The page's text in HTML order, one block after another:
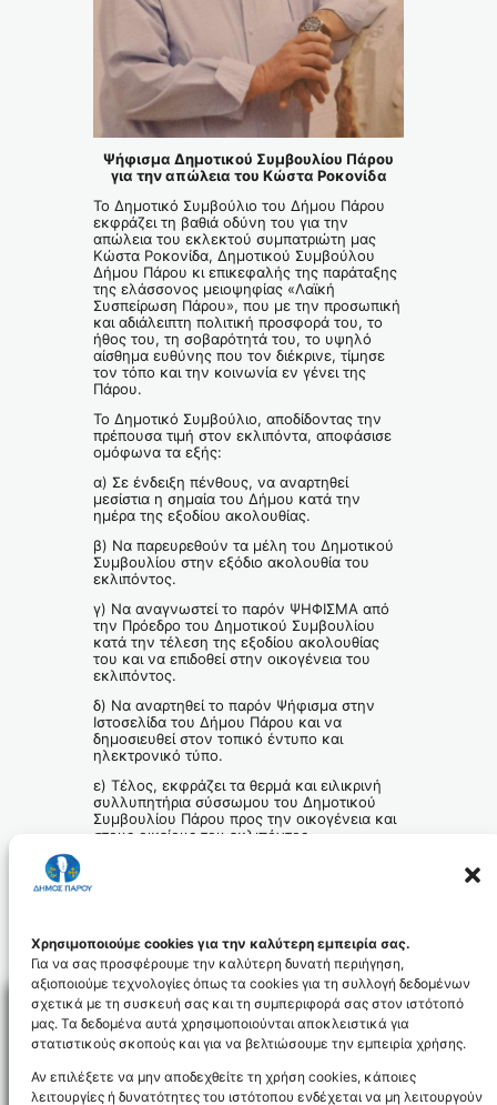
Χρησιμοποιούμε cookies για την καλύτερη εμπειρία σας.
Για να σας προσφέρουμε την καλύτερη δυνατή περιήγηση,
αξιοποιούμε τεχνολογίες όπως τα cookies για τη συλλογή δεδομένων
σχετικά με τη συσκευή σας και τη συμπεριφορά σας στον ιστότοπό
μας. Τα δεδομένα αυτά χρησιμοποιούνται αποκλειστικά για
στατιστικούς σκοπούς και για να βελτιώσουμε την εμπειρία χρήσης.
Αν επιλέξετε να μην αποδεχθείτε τη χρήση cookies, κάποιες
λειτουργίες ή δυνατότητες του ιστότοπου ενδέχεται να μη λειτουργούν
Ψήφισμα Δημοτικού Συμβουλίου Πάρου
για την απώλεια του Κώστα Ροκονίδα
Το Δημοτικό Συμβούλιο του Δήμου Πάρου
εκφράζει τη βαθιά οδύνη του για την
απώλεια του εκλεκτού συμπατριώτη μας
Κώστα Ροκονίδα, Δημοτικού Συμβούλου
Δήμου Πάρου κι επικεφαλής της παράταξης
της ελάσσονος μειοψηφίας «Λαϊκή
Συσπείρωση Πάρου», που με την προσωπική
και αδιάλειπτη πολιτική προσφορά του, το
ήθος του, τη σοβαρότητά του, το υψηλό
αίσθημα ευθύνης που τον διέκρινε, τίμησε
τον τόπο και την κοινωνία εν γένει της
Πάρου.
Το Δημοτικό Συμβούλιο, αποδίδοντας την
πρέπουσα τιμή στον εκλιπόντα, αποφάσισε
ομόφωνα τα εξής:
α) Σε ένδειξη πένθους, να αναρτηθεί
μεσίστια η σημαία του Δήμου κατά την
ημέρα της εξοδίου ακολουθίας.
β) Να παρευρεθούν τα μέλη του Δημοτικού
Συμβουλίου στην εξόδιο ακολουθία του
εκλιπόντος.
γ) Να αναγνωστεί το παρόν ΨΗΦΙΣΜΑ από
την Πρόεδρο του Δημοτικού Συμβουλίου
κατά την τέλεση της εξοδίου ακολουθίας
του και να επιδοθεί στην οικογένεια του
εκλιπόντος.
δ) Να αναρτηθεί το παρόν Ψήφισμα στην
Ιστοσελίδα του Δήμου Πάρου και να
δημοσιευθεί στον τοπικό έντυπο και
ηλεκτρονικό τύπο.
ε) Τέλος, εκφράζει τα θερμά και ειλικρινή
συλλυπητήρια σύσσωμου του Δημοτικού
Συμβουλίου Πάρου προς την οικογένεια και
στους οικείους του εκλιπόντος.